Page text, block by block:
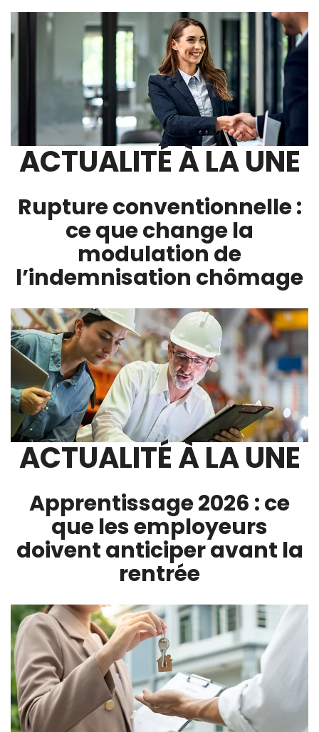
ACTUALITÉ À LA UNE
Rupture conventionnelle :
ce que change la
modulation de
l’indemnisation chômage
ACTUALITÉ À LA UNE
Apprentissage 2026 : ce
que les employeurs
doivent anticiper avant la
rentrée